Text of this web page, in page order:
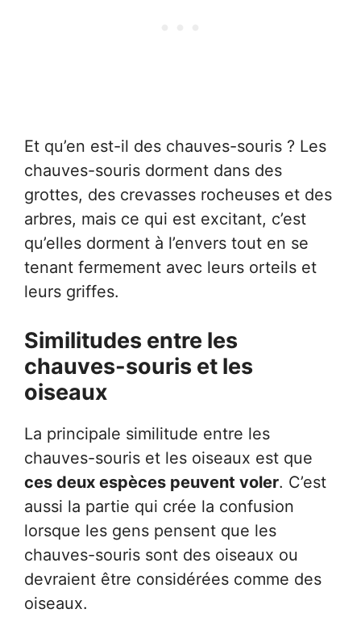
Et qu’en est-il des chauves-souris ? Les
chauves-souris dorment dans des
grottes, des crevasses rocheuses et des
arbres, mais ce qui est excitant, c’est
qu’elles dorment à l’envers tout en se
tenant fermement avec leurs orteils et
leurs griffes.
Similitudes entre les
chauves-souris et les
oiseaux
La principale similitude entre les
chauves-souris et les oiseaux est que
ces deux espèces peuvent voler. C’est
aussi la partie qui crée la confusion
lorsque les gens pensent que les
chauves-souris sont des oiseaux ou
devraient être considérées comme des
oiseaux.